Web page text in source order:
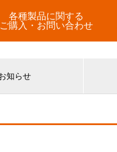
各種製品に関する
ご購入・お問い合わせ
知らせ